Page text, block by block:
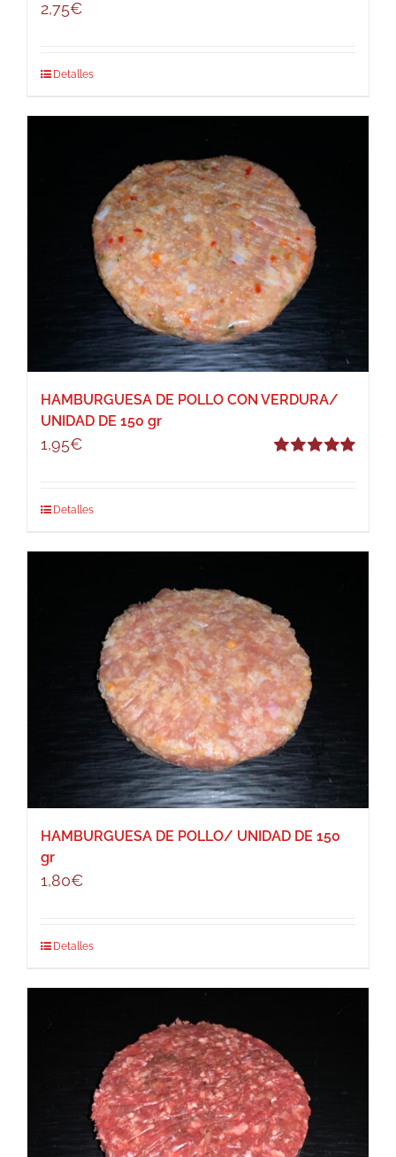
2,75€
Detalles
HAMBURGUESA DE POLLO CON VERDURA/
UNIDAD DE 150 gr
1,95€
Detalles
HAMBURGUESA DE POLLO/ UNIDAD DE 150
gr
1,80€
Detalles